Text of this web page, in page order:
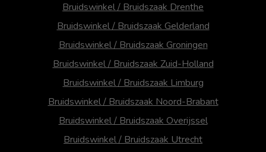
Bruidswinkel / Bruidszaak Drenthe
Bruidswinkel / Bruidszaak Gelderland
Bruidswinkel / Bruidszaak Groningen
Bruidswinkel / Bruidszaak Zuid-Holland
Bruidswinkel / Bruidszaak Limburg
Bruidswinkel / Bruidszaak Noord-Brabant
Bruidswinkel / Bruidszaak Overijssel
Bruidswinkel / Bruidszaak Utrecht